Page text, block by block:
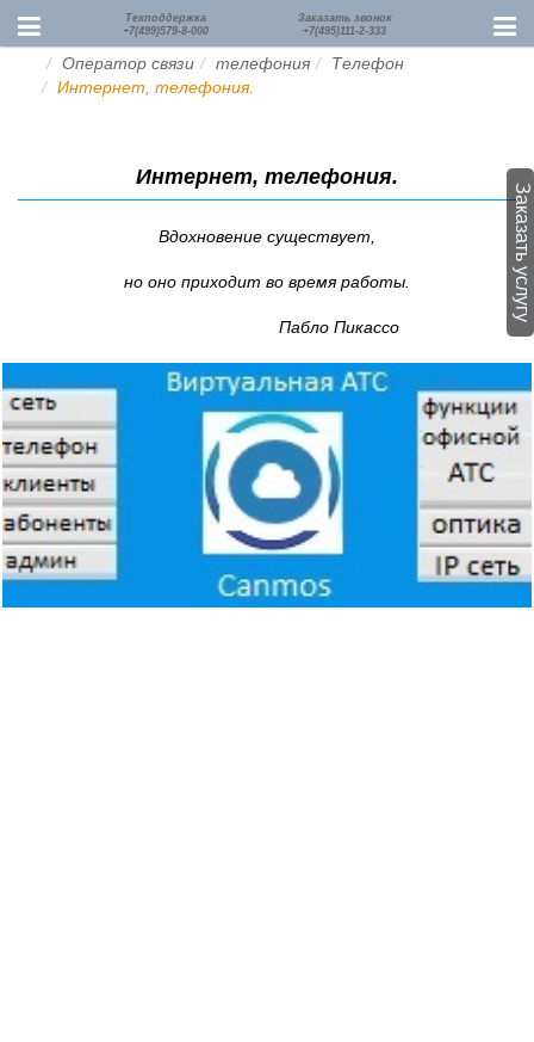
Заказать услугу
Техподдержка
+7(499)579-8-000
Заказать звонок
+7(495)111-2-333
Оператор связи телефония
Телефон
Интернет, телефония.
Интернет, телефония.
Вдохновение существует,
но оно приходит во время работы.
Пабло Пикассо